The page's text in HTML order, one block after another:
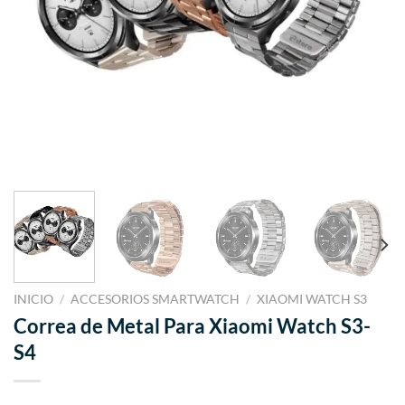
INICIO / ACCESORIOS SMARTWATCH / XIAOMI WATCH S3
Correa de Metal Para Xiaomi Watch S3-
S4